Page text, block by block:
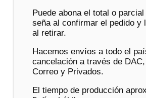
Puede abona el total o
seña al confirmar el pedido y
al retirar.
Hacemos envíos a todo el
cancelación a través de
Correo y Privados.
El tiempo de producción